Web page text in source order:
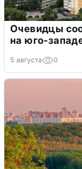
Очевидцы
на юго-
5 августа 0